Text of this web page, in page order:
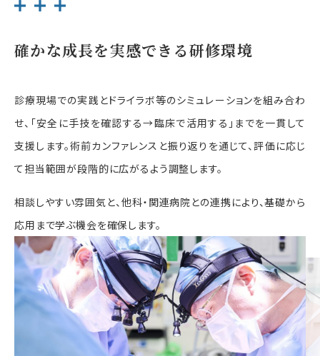
確かな成長を実感できる研修環境
診療現場での実践とドライラボ等のシミュレーションを組み合わ
せ、「安全に手技を確認する→臨床で活用する」までを一貫して
支援します。術前カンファレンスと振り返りを通じて、評価に応じ
て担当範囲が段階的に広がるよう調整します。
相談しやすい雰囲気と、他科・関連病院との連携により、基礎から
応用まで学ぶ機会を確保します。